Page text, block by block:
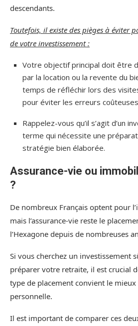
descendants.
Toutefois, il existe des pièges à éviter
de votre investissement :
Votre objectif principal doit être
par la location ou la revente du
temps de réfléchir lors des
pour éviter les erreurs
Rappelez-vous qu’il s’agit d’un
terme qui nécessite une
stratégie bien élaborée.
Assurance-vie ou
?
De nombreux Français optent pour
mais l’assurance-vie reste le
l’Hexagone depuis de nombreuses
Si vous cherchez un investissement
préparer votre retraite, il est crucial
type de placement convient le
personnelle.
Il est important de comparer ces